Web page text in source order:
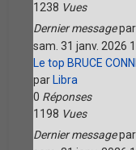
1238 Vues
Dernier messagepar
sam. 31 janv. 2026
Le top BRUCE
par Libra
0 Réponses
1198 Vues
Dernier messagepar